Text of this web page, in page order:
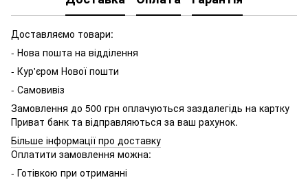
Доставляємо товари:
- Нова пошта на відділення
- Кур'єром Нової пошти
- Самовивіз
Замовлення до 500 грн оплачуються заздалегідь на картку
Приват банк та відправляються за ваш рахунок.
Більше інформації про доставку
Оплатити замовлення можна:
- Готівкою при отриманні